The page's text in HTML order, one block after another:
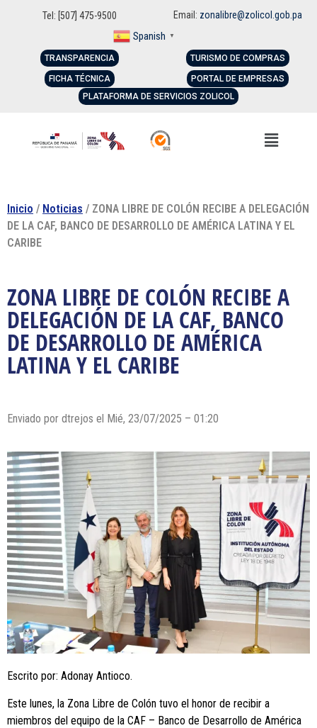
Tel: [507] 475-9500 Email: zonalibre@zolicol.gob.pa
Spanish ▼
TRANSPARENCIA
FICHA TÉCNICA
TURISMO DE COMPRAS
PORTAL DE EMPRESAS
PLATAFORMA DE SERVICIOS ZOLICOL
Inicio / Noticias / ZONA LIBRE DE COLÓN RECIBE A DELEGACIÓN
DE LA CAF, BANCO DE DESARROLLO DE AMÉRICA LATINA Y EL
CARIBE
ZONA LIBRE DE COLÓN RECIBE A
DELEGACIÓN DE LA CAF, BANCO
DE DESARROLLO DE AMÉRICA
LATINA Y EL CARIBE
Enviado por dtrejos el Mié, 23/07/2025 – 01:20
Escrito por: Adonay Antioco.
Este lunes, la Zona Libre de Colón tuvo el honor de recibir a
miembros del equipo de la CAF – Banco de Desarrollo de América